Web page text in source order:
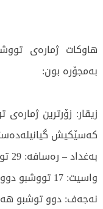
هاوکات ژمارەی
بەمجۆرە بون:
کەسێکیش
بەغداد – رەسافە: 29 تووشبوشەش گیانلەدەستدان.
واسیت: 17 تووشبو دوو گیانلەدەستدان.
نەجەف: دوو توشبو